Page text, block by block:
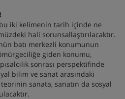
iki kelimenin tarih içinde ne
hali sorunsallaştırılacaktır.
batı merkezli konumunun
giden konumu,
sonrası perspektifinde
bilim ve sanat arasındaki
sanata, sanatın da sosyal